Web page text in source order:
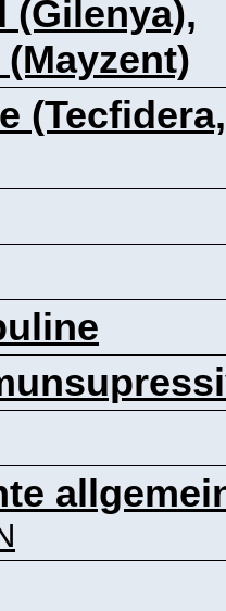
(Gilenya),
(Tecfidera,